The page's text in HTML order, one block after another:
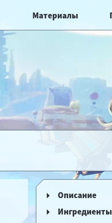
Материалы
Описание
Ингредиенты